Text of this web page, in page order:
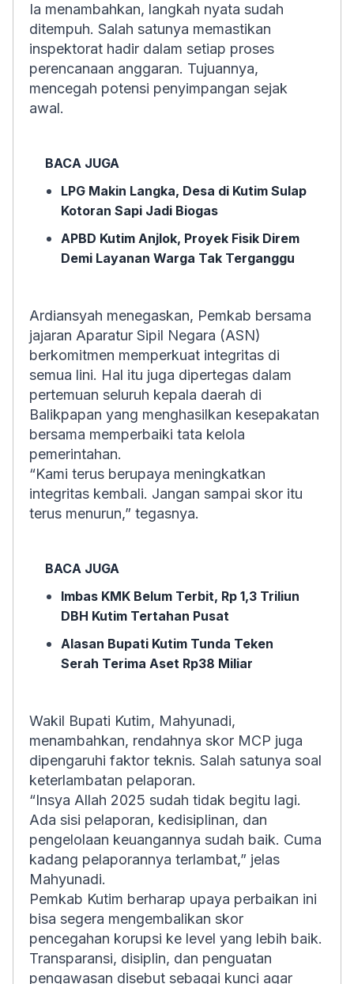
Ia menambahkan, langkah nyata sudah
ditempuh. Salah satunya memastikan
inspektorat hadir dalam setiap proses
perencanaan anggaran. Tujuannya,
mencegah potensi penyimpangan sejak
awal.
BACA JUGA
LPG Makin Langka, Desa di Kutim Sulap
Kotoran Sapi Jadi Biogas
APBD Kutim Anjlok, Proyek Fisik Direm
Demi Layanan Warga Tak Terganggu
Ardiansyah menegaskan, Pemkab bersama
jajaran Aparatur Sipil Negara (ASN)
berkomitmen memperkuat integritas di
semua lini. Hal itu juga dipertegas dalam
pertemuan seluruh kepala daerah di
Balikpapan yang menghasilkan kesepakatan
bersama memperbaiki tata kelola
pemerintahan.
“Kami terus berupaya meningkatkan
integritas kembali. Jangan sampai skor itu
terus menurun,” tegasnya.
BACA JUGA
Imbas KMK Belum Terbit, Rp 1,3 Triliun
DBH Kutim Tertahan Pusat
Alasan Bupati Kutim Tunda Teken
Serah Terima Aset Rp38 Miliar
Wakil Bupati Kutim, Mahyunadi,
menambahkan, rendahnya skor MCP juga
dipengaruhi faktor teknis. Salah satunya soal
keterlambatan pelaporan.
“Insya Allah 2025 sudah tidak begitu lagi.
Ada sisi pelaporan, kedisiplinan, dan
pengelolaan keuangannya sudah baik. Cuma
kadang pelaporannya terlambat,” jelas
Mahyunadi.
Pemkab Kutim berharap upaya perbaikan ini
bisa segera mengembalikan skor
pencegahan korupsi ke level yang lebih baik.
Transparansi, disiplin, dan penguatan
pengawasan disebut sebagai kunci agar